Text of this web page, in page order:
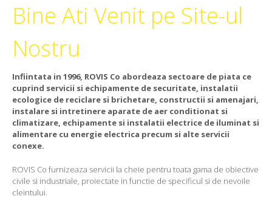
Bine Ati Venit pe Site-ul
Nostru
Infiintata in 1996, ROVIS Co abordeaza sectoare de piata ce
cuprind servicii si echipamente de securitate, instalatii
ecologice de reciclare si brichetare, constructii si amenajari,
instalare si intretinere aparate de aer conditionat si
climatizare, echipamente si instalatii electrice de iluminat si
alimentare cu energie electrica precum si alte servicii
conexe.
ROVIS Co furnizeaza servicii la cheie pentru toata gama de obiective
civile si industriale, proiectate in functie de specificul si de nevoile
cleintului.